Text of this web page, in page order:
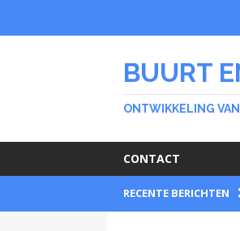
BUURT
ONTWIKKELING
CONTACT
RECENTE BERICHTEN